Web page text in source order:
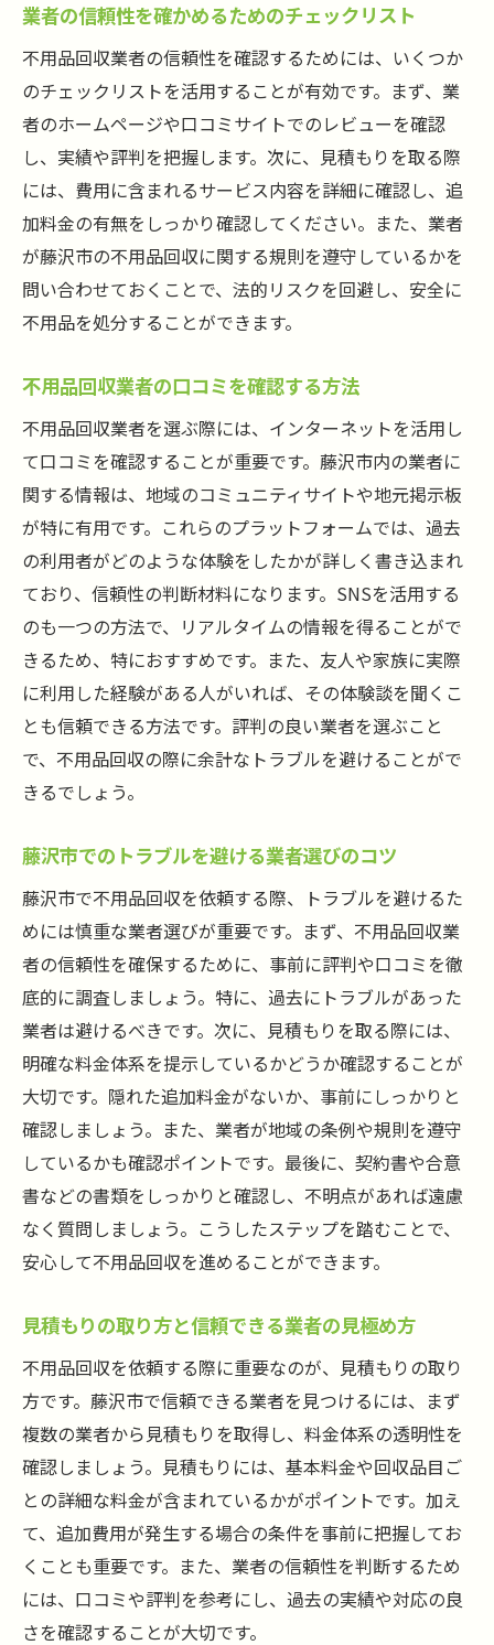
業者の信頼性を確かめるためのチェックリスト
不用品回収業者の信頼性を確認するためには、いくつか
のチェックリストを活用することが有効です。まず、業
者のホームページや口コミサイトでのレビューを確認
し、実績や評判を把握します。次に、見積もりを取る際
には、費用に含まれるサービス内容を詳細に確認し、追
加料金の有無をしっかり確認してください。また、業者
が藤沢市の不用品回収に関する規則を遵守しているかを
問い合わせておくことで、法的リスクを回避し、安全に
不用品を処分することができます。
不用品回収業者の口コミを確認する方法
不用品回収業者を選ぶ際には、インターネットを活用し
て口コミを確認することが重要です。藤沢市内の業者に
関する情報は、地域のコミュニティサイトや地元掲示板
が特に有用です。これらのプラットフォームでは、過去
の利用者がどのような体験をしたかが詳しく書き込まれ
ており、信頼性の判断材料になります。SNSを活用する
のも一つの方法で、リアルタイムの情報を得ることがで
きるため、特におすすめです。また、友人や家族に実際
に利用した経験がある人がいれば、その体験談を聞くこ
とも信頼できる方法です。評判の良い業者を選ぶこと
で、不用品回収の際に余計なトラブルを避けることがで
きるでしょう。
藤沢市でのトラブルを避ける業者選びのコツ
藤沢市で不用品回収を依頼する際、トラブルを避けるた
めには慎重な業者選びが重要です。まず、不用品回収業
者の信頼性を確保するために、事前に評判や口コミを徹
底的に調査しましょう。特に、過去にトラブルがあった
業者は避けるべきです。次に、見積もりを取る際には、
明確な料金体系を提示しているかどうか確認することが
大切です。隠れた追加料金がないか、事前にしっかりと
確認しましょう。また、業者が地域の条例や規則を遵守
しているかも確認ポイントです。最後に、契約書や合意
書などの書類をしっかりと確認し、不明点があれば遠慮
なく質問しましょう。こうしたステップを踏むことで、
安心して不用品回収を進めることができます。
見積もりの取り方と信頼できる業者の見極め方
不用品回収を依頼する際に重要なのが、見積もりの取り
方です。藤沢市で信頼できる業者を見つけるには、まず
複数の業者から見積もりを取得し、料金体系の透明性を
確認しましょう。見積もりには、基本料金や回収品目ご
との詳細な料金が含まれているかがポイントです。加え
て、追加費用が発生する場合の条件を事前に把握してお
くことも重要です。また、業者の信頼性を判断するため
には、口コミや評判を参考にし、過去の実績や対応の良
さを確認することが大切です。